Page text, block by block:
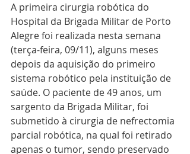
A primeira cirurgia robótica do
Hospital da Brigada Militar de Porto
Alegre foi realizada nesta semana
(terça-feira, 09/11), alguns meses
depois da aquisição do primeiro
sistema robótico pela instituição de
saúde. O paciente de 49 anos, um
sargento da Brigada Militar, foi
submetido à cirurgia de nefrectomia
parcial robótica, na qual foi retirado
apenas o tumor, sendo preservado